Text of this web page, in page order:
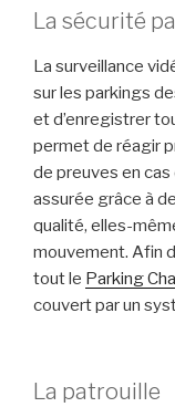
La sécurité
La surveillance
sur les parkings
et d’enregistrer
permet de réagir
de preuves en
assurée grâce à
qualité, elles-
mouvement. Afin
tout le Parking
couvert par un
La patrouille